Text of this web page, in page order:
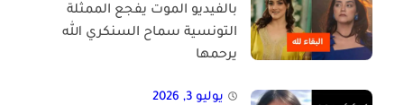
بالفيديو الموت يفجع الممثلة
التونسية سماح السنكري الله
يرحمها
يوليو 3, 2026